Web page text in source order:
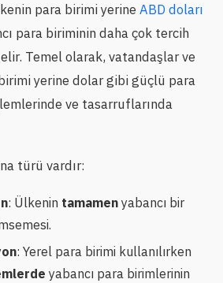
para birimi yerine ABD doları
para biriminin daha çok tercih
Temel olarak, vatandaşlar ve
yerine dolar gibi güçlü para
ve tasarruflarında
türü vardır:
: Ülkenin tamamen yabancı bir
: Yerel para birimi kullanılırken
yabancı para birimlerinin